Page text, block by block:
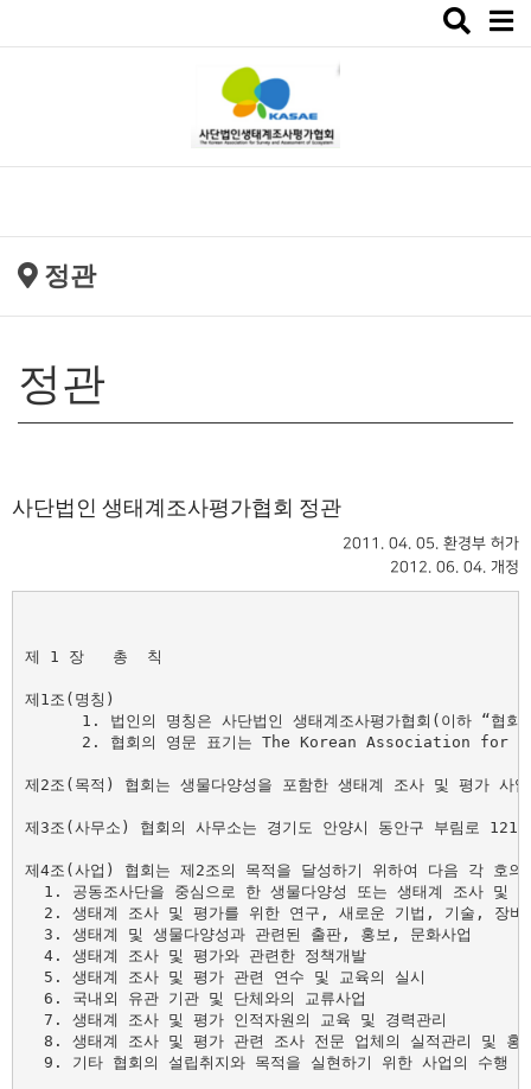
Toggle
정관
정관
사단법인 생태계조사평가협회 정관
2011. 04. 05. 환경부 허가
2012. 06. 04. 개정
제 1 장   총  칙
제1조(명칭)
1. 법인의 명칭은 사단법인 생태계조사평가협회(이하 “협회
2. 협회의 영문 표기는 The Korean Association for
제2조(목적) 협회는 생물다양성을 포함한 생태계 조사 및 평가 사
제3조(사무소) 협회의 사무소는 경기도 안양시 동안구 부림로
제4조(사업) 협회는 제2조의 목적을 달성하기 위하여 다음 각 호
1. 공동조사단을 중심으로 한 생물다양성 또는 생태계 조사 및
2. 생태계 조사 및 평가를 위한 연구, 새로운 기법, 기술, 장비
  3. 생태계 및 생물다양성과 관련된 출판, 홍보, 문화사업
  4. 생태계 조사 및 평가와 관련한 정책개발
  5. 생태계 조사 및 평가 관련 연수 및 교육의 실시
  6. 국내외 유관 기관 및 단체와의 교류사업
  7. 생태계 조사 및 평가 인적자원의 교육 및 경력관리
8. 생태계 조사 및 평가 관련 조사 전문 업체의 실적관리 및 홍
9. 기타 협회의 설립취지와 목적을 실현하기 위한 사업의 수행